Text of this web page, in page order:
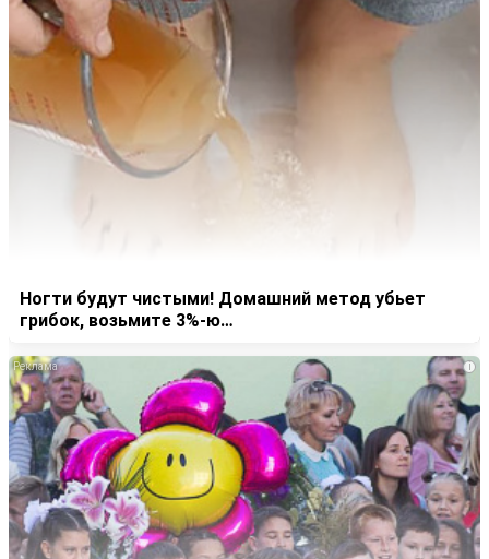
Ногти будут чистыми! Домашний метод убьет
грибок, возьмите 3%-ю…
i